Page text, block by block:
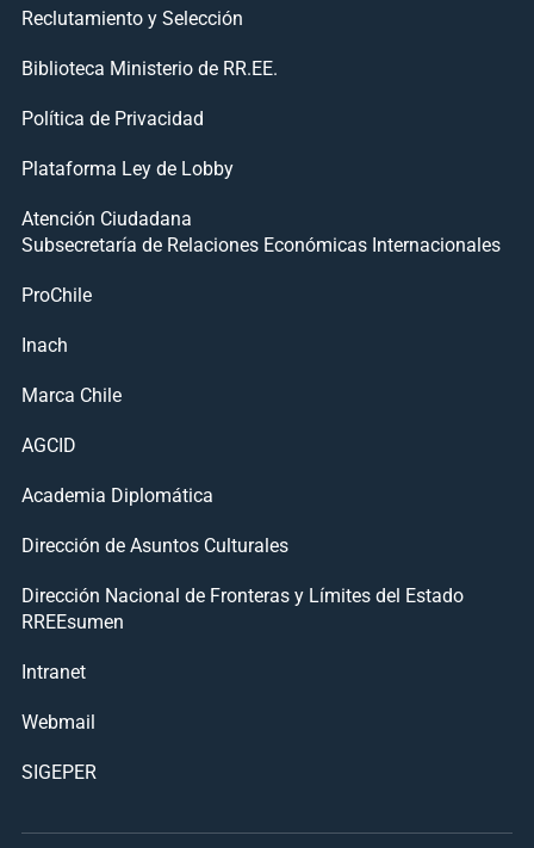
Reclutamiento y Selección
Biblioteca Ministerio de RR.EE.
Política de Privacidad
Plataforma Ley de Lobby
Atención Ciudadana
Subsecretaría de Relaciones Económicas Internacionales
ProChile
Inach
Marca Chile
AGCID
Academia Diplomática
Dirección de Asuntos Culturales
Dirección Nacional de Fronteras y Límites del Estado
RREEsumen
Intranet
Webmail
SIGEPER